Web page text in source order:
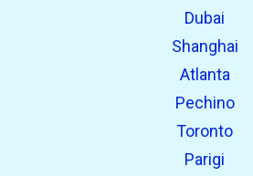
Trovato in precedenza:
Dubai
Shanghai
Atlanta
Pechino
Toronto
Parigi